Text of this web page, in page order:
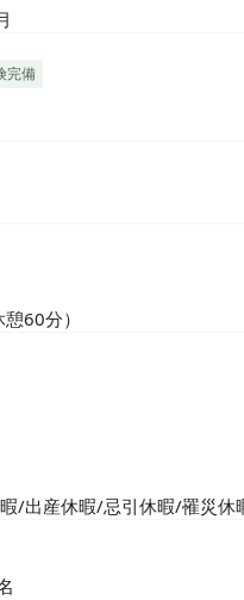
完備
60分）
/出産休暇/忌引休暇/罹災休